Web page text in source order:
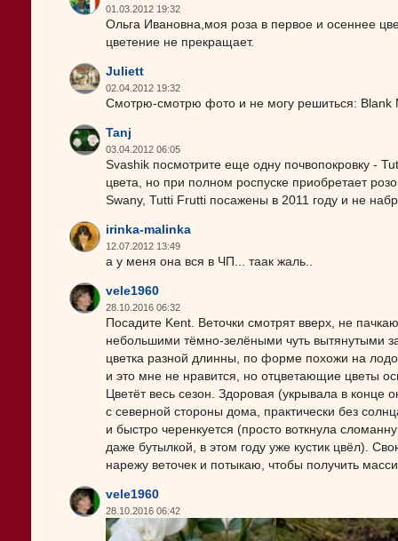
01.03.2012 19:32
Ольга Ивановна,моя роза в первое и осеннее
цветение не прекращает.
Juliett
02.04.2012 19:32
Смотрю-смотрю фото и не могу решиться: Blank
Tanj
03.04.2012 06:05
Svashik посмотрите еще одну почвопокровку -
цвета, но при полном роспуске приобретает
Swany, Tutti Frutti посажены в 2011 году и не
irinka-malinka
12.07.2012 13:49
а у меня она вся в ЧП... таак жаль..
vele1960
28.10.2016 06:32
Посадите Kent. Веточки смотрят вверх, не
небольшими тёмно-зелёными чуть вытянутыми
цветка разной длинны, по форме похожи на
и это мне не нравится, но отцветающие цветы
Цветёт весь сезон. Здоровая (укрывала в конце
с северной стороны дома, практически без
и быстро черенкуется (просто воткнула
даже бутылкой, в этом году уже кустик цвёл).
нарежу веточек и потыкаю, чтобы получить
vele1960
28.10.2016 06:42